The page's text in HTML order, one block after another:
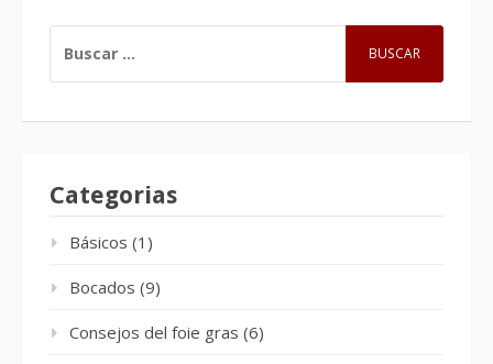
Categorias
Básicos (1)
Bocados (9)
Consejos del foie gras (6)